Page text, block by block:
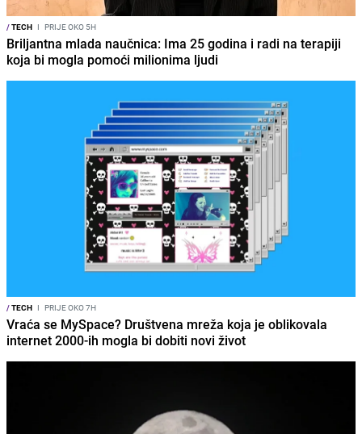
/TECH I PRIJE OKO 5H
Briljantna mlada naučnica: Ima 25 godina i radi na terapiji
koja bi mogla pomoći milionima ljudi
/TECH I PRIJE OKO 7H
Vraća se MySpace? Društvena mreža koja je oblikovala
internet 2000-ih mogla bi dobiti novi život